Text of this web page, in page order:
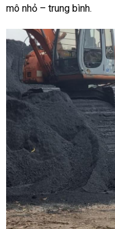
mô nhỏ – trung bình.